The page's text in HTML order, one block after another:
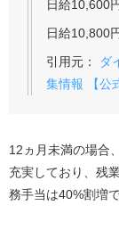
日給10,600
日給10,800
引用元：
ダ
集情報 【公
12ヵ月未満の場合
充実しており、残
務手当は40%割増で